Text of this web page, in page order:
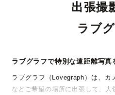
出張撮
ラブ
ラブグラフで特別な遠距離写真
ラブグラフ（Lovegraph）は、カ
などご希望の場所に出張して、